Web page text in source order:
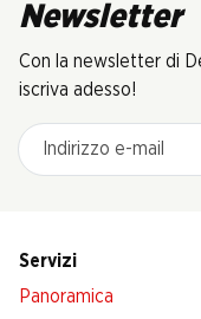
Newsletter
Con la newsletter di
iscriva adesso!
Indirizzo e-mail
Servizi
Panoramica